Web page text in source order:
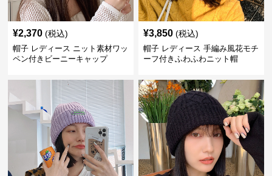
¥2,370 (税込)
帽子 レディース ニット素材ワッ
ペン付きビーニーキャップ
¥3,850 (税込)
帽子 レディース 手編み風花モチ
ーフ付きふわふわニット帽